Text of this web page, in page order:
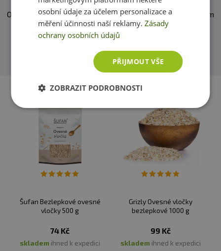
O našich produktech víme skoro vše. Zeptejte se, rádi vám
pomůžeme.
Přidat dotaz
Šufan Bezlepkové ovesné
vločky 500 g
74 Kč
skladem ihned k expedici
Grizly Ovesné vločky
bezlepkové 1000 g
99 Kč
skladem ihned k expedici
osobní údaje za účelem personalizace a
měření účinnosti naší reklamy.Zásady
ochrany osobních údajů
PŘIJMOUT VŠE
ZOBRAZIT PODROBNOSTI